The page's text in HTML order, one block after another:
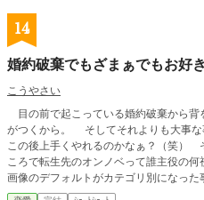
14
婚約破棄でもざまぁでもお好
こうやさい
目の前で起こっている婚約破棄から背
がつくから。 そしてそれよりも大事な事があるから。
この後上手くやれるのかなぁ？（笑）
ころで転生先のオンノベって誰主役の何視
画像のデフォルトがカテゴリ別になっ
あの画像が自分のにもついてるの知って